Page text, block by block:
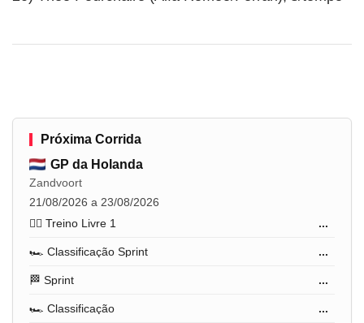
Próxima Corrida
GP da Holanda
Zandvoort
21/08/2026 a 23/08/2026
🏋️‍♂️ Treino Livre 1
...
🏎️ Classificação Sprint ...
🏁 Sprint ...
🏎️ Classificação ...